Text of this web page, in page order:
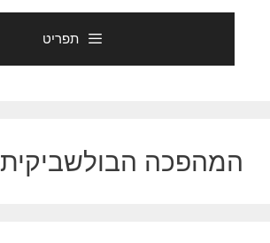
תפריט
המהפכה הבולשביקית